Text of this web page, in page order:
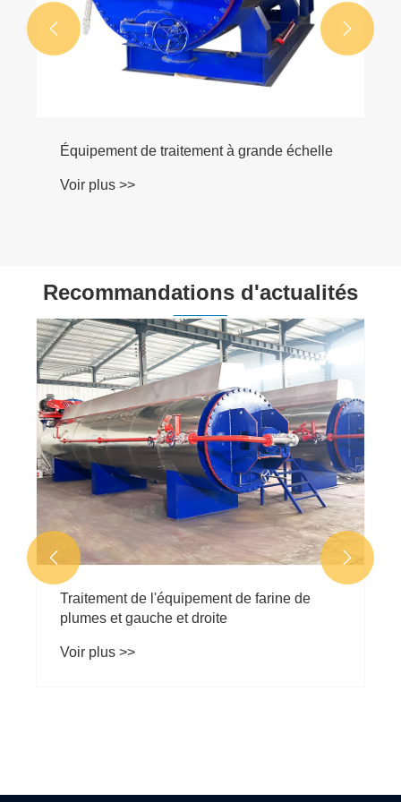
Équipement de traitement à grande échelle
Voir plus >>
 
Recommandations d'actualités
Traitement de l'équipement de farine de
plumes et gauche et droite
Voir plus >>
 